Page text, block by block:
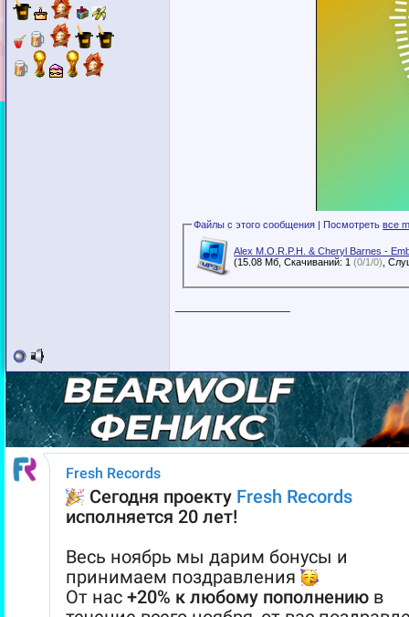
Файлы с этого сообщения | Посмотретьвсе
Alex M.O.R.P.H. & Cheryl Barnes -
(15.08 Мб, Скачиваний: 1(0/1/0)